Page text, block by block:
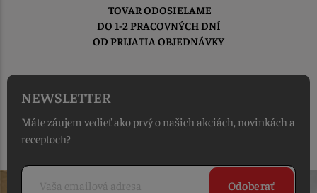
TOVAR ODOSIELAME
DO 1-2 PRACOVNÝCH DNÍ
OD PRIJATIA OBJEDNÁVKY
NEWSLETTER
Máte záujem vedieť ako prvý o našich akciách, novinkách a
receptoch?
Odoberať